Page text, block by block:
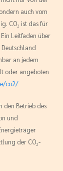
auch vom
CO₂ ist das für
Leitfaden über
an jedem
oder angeboten
co2/
den Betrieb des
und
der CO₂-